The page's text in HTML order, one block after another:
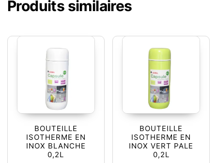
Produits similaires
BOUTEILLE
ISOTHERME EN
INOX BLANCHE
0,2L
BOUTEILLE
ISOTHERME EN
INOX VERT PALE
0,2L